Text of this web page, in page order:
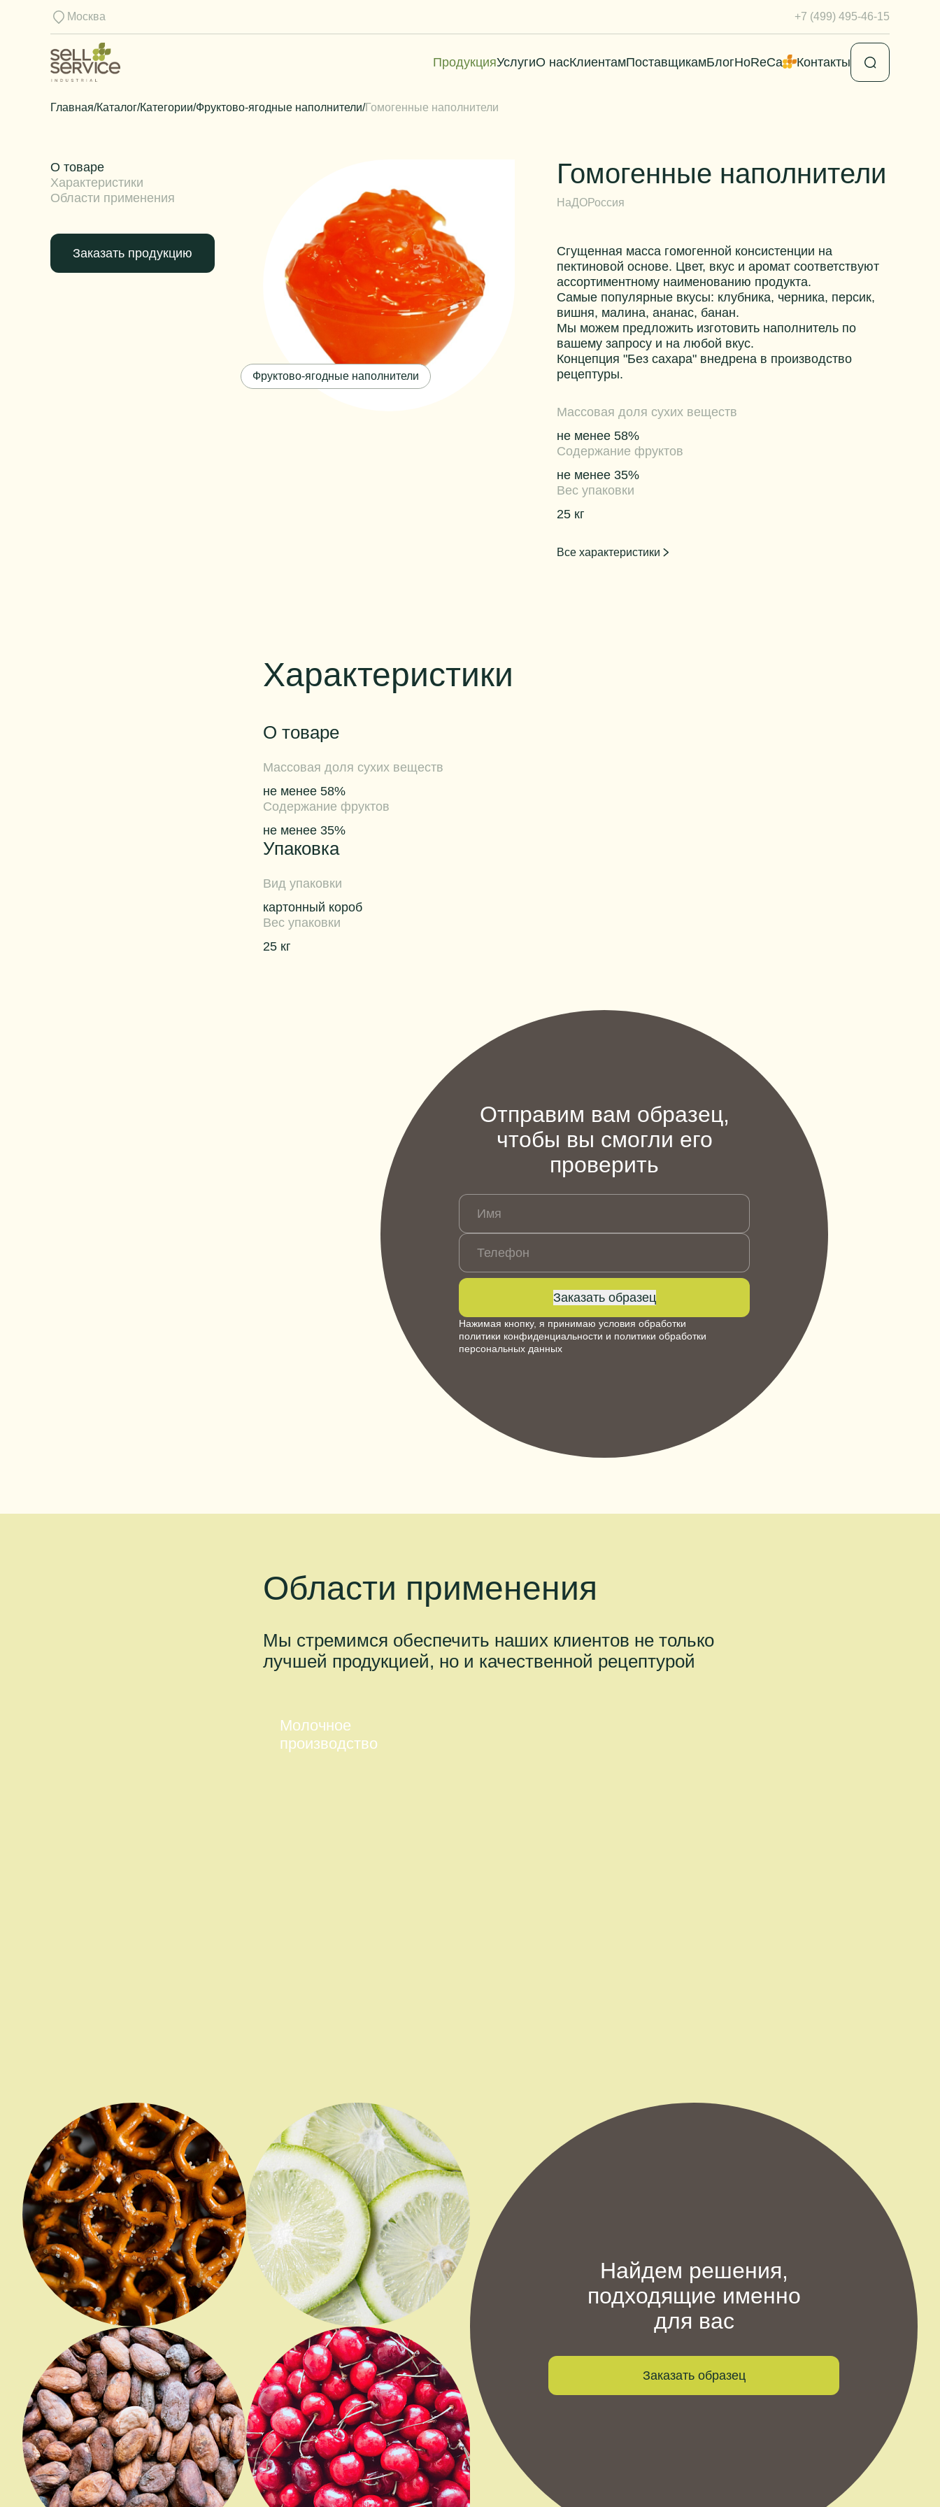
Москва +7 (499) 495-46-15
ПродукцияУслугиО насКлиентамПоставщикамБлогHoReCa Контакты
Главная/Каталог/Категории/Фруктово-ягодные наполнители/Гомогенные наполнители
О товаре
Характеристики
Области применения
Заказать продукцию
Гомогенные наполнители
НаДОРоссия
Фруктово-ягодные наполнители
Сгущенная масса гомогенной консистенции на
пектиновой основе. Цвет, вкус и аромат соответствуют
ассортиментному наименованию продукта.
Самые популярные вкусы: клубника, черника, персик,
вишня, малина, ананас, банан.
Мы можем предложить изготовить наполнитель по
вашему запросу и на любой вкус.
Концепция "Без сахара" внедрена в производство
рецептуры.
Массовая доля сухих веществ
не менее 58%
Содержание фруктов
не менее 35%
Вес упаковки
25 кг
Все характеристики
Характеристики
О товаре
Массовая доля сухих веществ
не менее 58%
Содержание фруктов
не менее 35%
Упаковка
Вид упаковки
картонный короб
Вес упаковки
25 кг
Отправим вам образец,
чтобы вы смогли его
проверить
Имя
Телефон
Заказать образец
Нажимая кнопку, я принимаю условия обработки
политики конфиденциальности и политики обработки
персональных данных
Области применения
Мы стремимся обеспечить наших клиентов не только
лучшей продукцией, но и качественной рецептурой
Молочное
производство
Найдем решения,
подходящие именно
для вас
Заказать образец